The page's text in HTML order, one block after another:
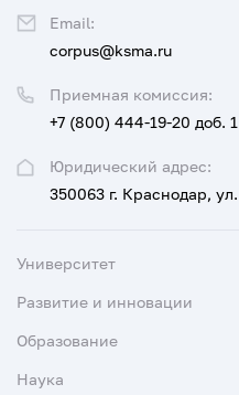
Юридический адрес:
350063 г. Краснодар,
Приемная комиссия:
+7 (800) 444-19-20 доб. 1
Email:
corpus@ksma.ru
Университет
Развитие и инновации
Образование
Наука